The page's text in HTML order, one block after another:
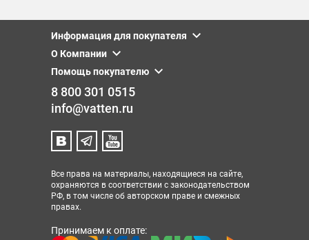
Информация для покупателя
О Компании
Помощь покупателю
8 800 301 0515
info@vatten.ru
Все права на материалы, находящиеся на сайте,
охраняются в соответствии с законодательством
РФ, в том числе об авторском праве и смежных
правах.
Принимаем к оплате: